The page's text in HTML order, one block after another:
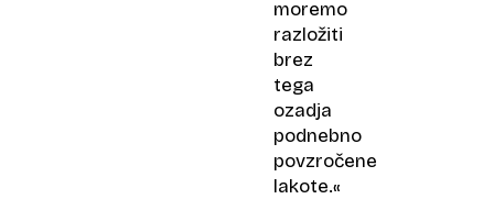
moremo
razložiti
brez
tega
ozadja
podnebno
povzročene
lakote.«